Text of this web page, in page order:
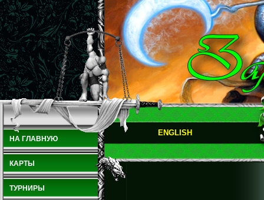
НА ГЛАВНУЮ
КАРТЫ
ТУРНИРЫ
ENGLISH